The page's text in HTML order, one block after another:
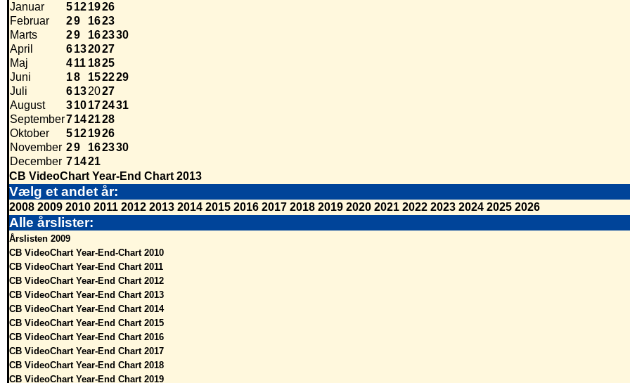
Januar
5121926
Februar
29 1623
Marts
29 162330
April
6132027
Maj
411 1825
Juni
18 152229
Juli
6132027
August
310172431
September7142128
Oktober
5121926
November 29 162330
December 71421
CB VideoChart Year-End Chart 2013
Vælg et andet år:
2008 2009 2010 2011 2012 2013 2014 2015 2016 2017 2018 2019 2020 2021 2022 2023 2024 2025 2026
Alle årslister:
Årslisten 2009
CB VideoChart Year-End-Chart 2010
CB VideoChart Year-End Chart 2011
CB VideoChart Year-End Chart 2012
CB VideoChart Year-End Chart 2013
CB VideoChart Year-End Chart 2014
CB VideoChart Year-End Chart 2015
CB VideoChart Year-End Chart 2016
CB VideoChart Year-End Chart 2017
CB VideoChart Year-End Chart 2018
CB VideoChart Year-End Chart 2019